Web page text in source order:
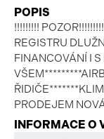
POPIS
!!!!!!!!!
REGISTRU
FINANCOVÁNÍ I
PRODEJEM
INFORMACE O